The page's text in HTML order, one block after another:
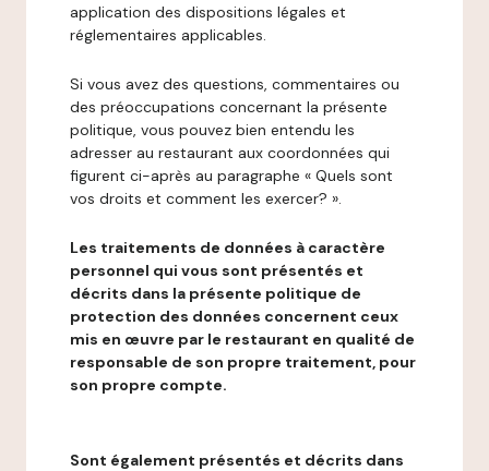
application des dispositions légales et
réglementaires applicables.
Si vous avez des questions, commentaires ou
des préoccupations concernant la présente
politique, vous pouvez bien entendu les
adresser au restaurant aux coordonnées qui
figurent ci-après au paragraphe « Quels sont
vos droits et comment les exercer? ».
Les traitements de données à caractère
personnel qui vous sont présentés et
décrits dans la présente politique de
protection des données concernent ceux
mis en œuvre par le restaurant en qualité de
responsable de son propre traitement, pour
son propre compte.
Sont également présentés et décrits dans